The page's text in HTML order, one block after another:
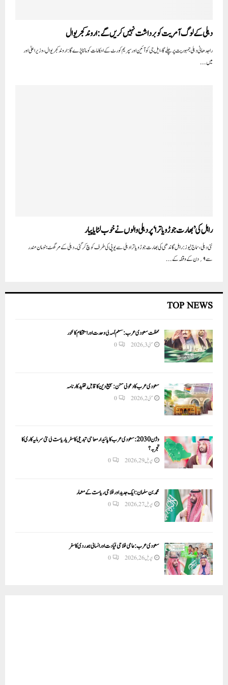
دہلی کے لوگ آمریت کو برداشت نہیں کریں گے:اروند کجریوال
راجدھانی دہلی جمہوریت پر چلے گا، ایل جی کو آئین اور سپریم کورٹ کے احکامات کو ماننا پڑے گا : اروند کجریوال، وزیراعلیٰ اور
میں...
راہل کی ’بھارت جوڑو یاترا‘ پر دہلی والوں نے خوب لٹایا پیار
نئی دہلی، سماج نیوز:راہل گاندھی کی بھارت جوڑویاترا دہلی سے یوپی کی طرف کوچ کرگئی ۔دہلی کے مرگھٹ ہنومان مندر
سے ۹؍دن کے وقفہ کے...
TOP NEWS
مملکت سعودی عرب: مسلم اُمہ کی وحدت اور استحکام کا محور
مئی 3, 2026 0
سعودی عرب کا دعوتی مشن: تبلیغ دین کا قابلِ تقلید کارنامہ
مئی 2, 2026 0
وژن 2030:سعودی عرب کا پائیدار معاشی تبدیلی کا سفر یا ریاست کی نئی سرمایہ کاری کا
تجربہ؟
اپریل 29, 2026 0
محمد بن سلمان: ایک جدید اور فلاحی ریاست کے معمار
اپریل 27, 2026 0
سعودی عرب: عالمی فلاحی قیادت اور انسانی ہمدردی کا سفر
اپریل 26, 2026 0